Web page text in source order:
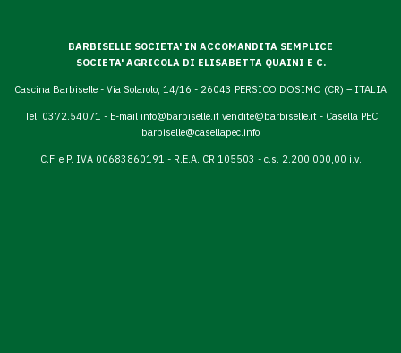
BARBISELLE SOCIETA' IN ACCOMANDITA SEMPLICE
SOCIETA' AGRICOLA DI ELISABETTA QUAINI E C.
Cascina Barbiselle - Via Solarolo, 14/16 - 26043 PERSICO DOSIMO (CR) – ITALIA
Tel. 0372.54071 - E-mail info@barbiselle.it vendite@barbiselle.it - Casella PEC
barbiselle@casellapec.info
C.F. e P. IVA 00683860191 - R.E.A. CR 105503 - c.s. 2.200.000,00 i.v.